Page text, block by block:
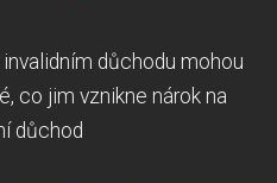
invalidním důchodu mohou
co jim vznikne nárok na
důchod